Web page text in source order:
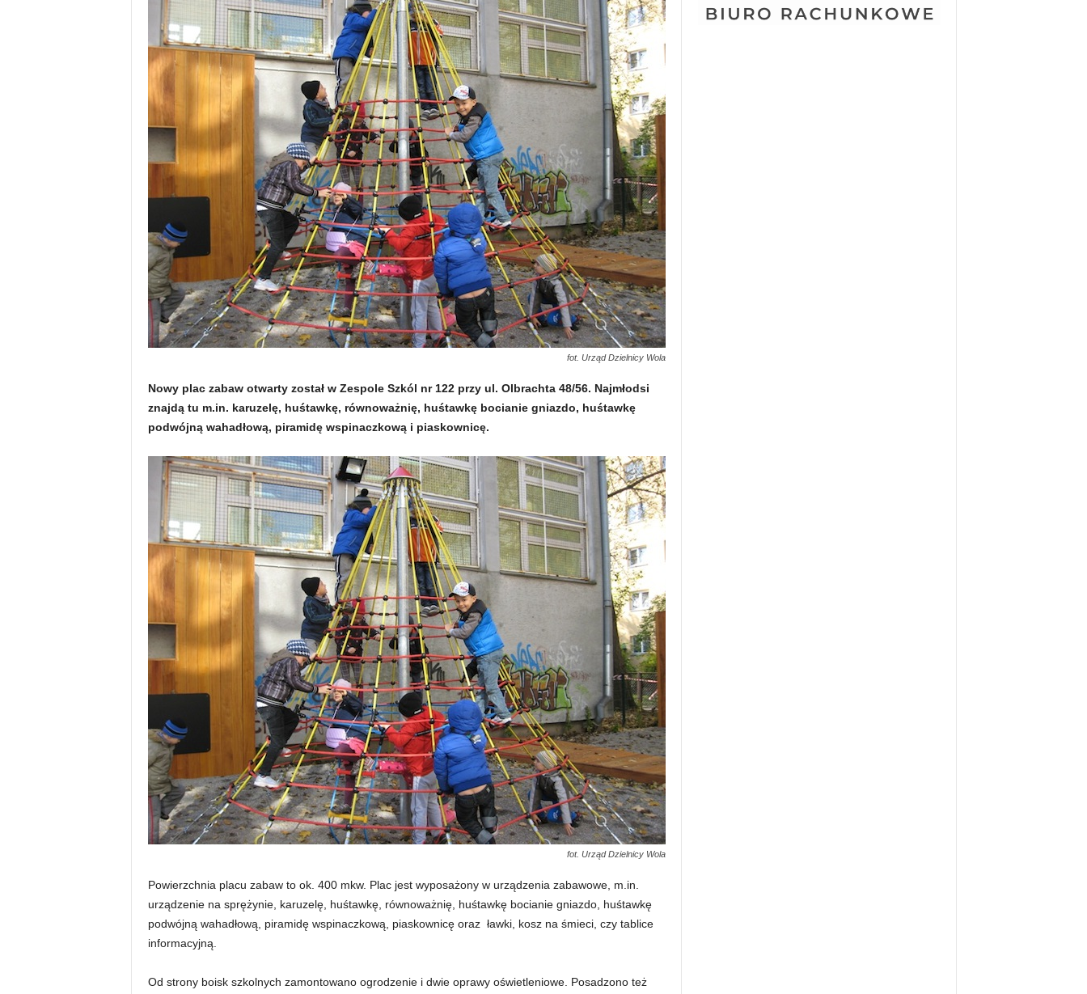
fot. Urząd Dzielnicy Wola
Nowy plac zabaw otwarty został w Zespole Szkól nr 122 przy ul. Olbrachta 48/56. Najmłodsi
znajdą tu m.in. karuzelę, huśtawkę, równoważnię, huśtawkę bocianie gniazdo, huśtawkę
podwójną wahadłową, piramidę wspinaczkową i piaskownicę.
fot. Urząd Dzielnicy Wola
Powierzchnia placu zabaw to ok. 400 mkw. Plac jest wyposażony w urządzenia zabawowe, m.in.
urządzenie na sprężynie, karuzelę, huśtawkę, równoważnię, huśtawkę bocianie gniazdo, huśtawkę
podwójną wahadłową, piramidę wspinaczkową, piaskownicę oraz ławki, kosz na śmieci, czy tablice
informacyjną.
Od strony boisk szkolnych zamontowano ogrodzenie i dwie oprawy oświetleniowe. Posadzono też